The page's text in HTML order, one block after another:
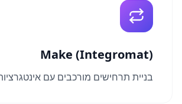
Make (Integromat)
בניית תרחישים מורכבים עם